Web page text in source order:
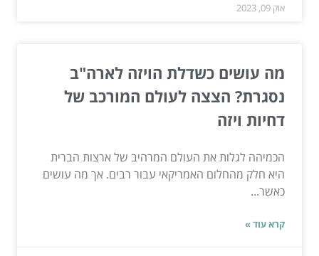
אוק 09, 2023
מה עושים כשדלת הויזה לארה"ב
נסגרת? הצצה לעולם המורכב של
דחיות ויזה
הכמיהה לגלות את העולם המרהיב של ארצות הברית
היא חלק מהחלום האמריקאי עבור רבים. אך מה עושים
כאשר...
קרא עוד »